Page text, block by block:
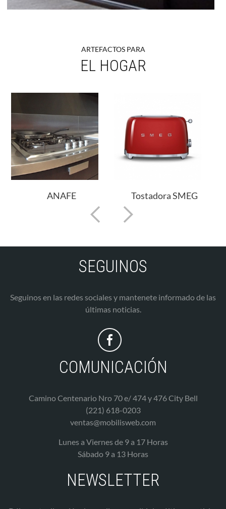
ARTEFACTOS PARA
EL HOGAR
Jarra Eléctrica Smeg Hornos
SEGUINOS
Seguinos en las redes sociales y mantenete informado de las
últimas noticias.
COMUNICACIÓN
Camino Centenario Nro 70 e/ 474 y 476 City Bell
(221) 618-0203
ventas@mobilisweb.com
Lunes a Viernes de 9 a 17 Horas
Sábado 9 a 13 Horas
NEWSLETTER